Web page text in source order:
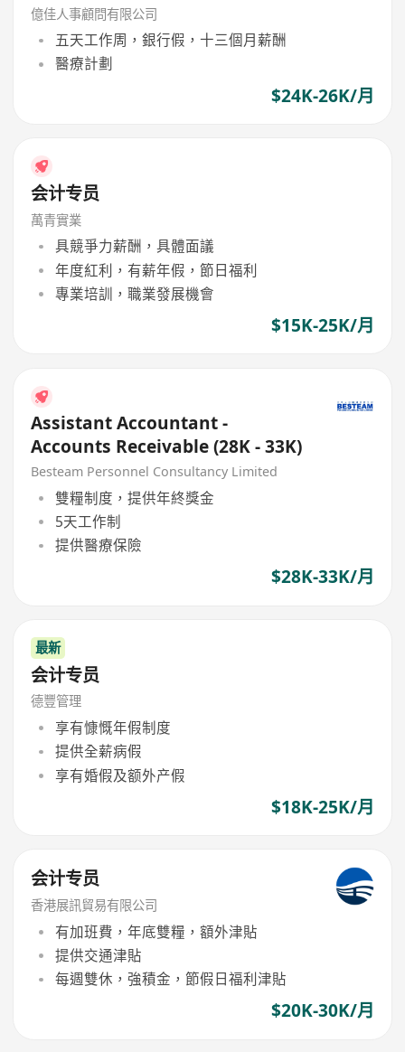
億佳人事顧問有限公司
五天工作周，銀行假，十三個月薪酬
醫療計劃
$24K-26K/月
会计专员
萬青實業
具競爭力薪酬，具體面議
年度紅利，有薪年假，節日福利
專業培訓，職業發展機會
$15K-25K/月
Assistant Accountant -
Accounts Receivable (28K - 33K)
Besteam Personnel Consultancy Limited
雙糧制度，提供年終獎金
5天工作制
提供醫療保險
$28K-33K/月
最新
会计专员
德豐管理
享有慷慨年假制度
提供全薪病假
享有婚假及额外产假
$18K-25K/月
会计专员
香港展訊貿易有限公司
有加班費，年底雙糧，額外津貼
提供交通津貼
每週雙休，強積金，節假日福利津貼
$20K-30K/月